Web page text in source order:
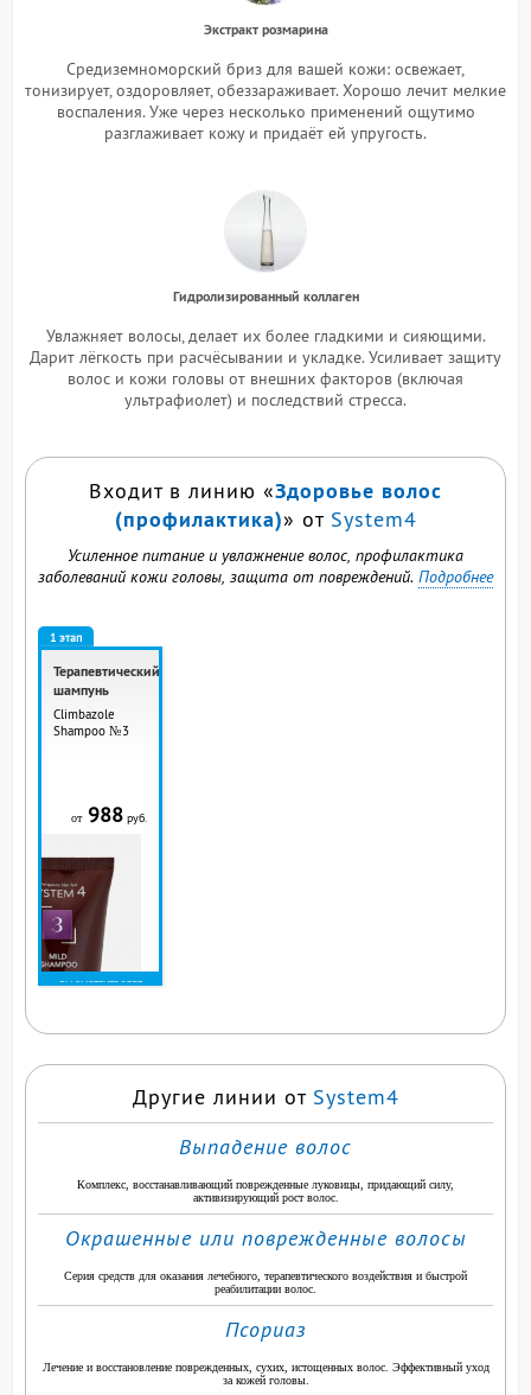
Экстракт розмарина
Средиземноморский бриз для вашей кожи: освежает,
тонизирует, оздоровляет, обеззараживает. Хорошо лечит мелкие
воспаления. Уже через несколько применений ощутимо
разглаживает кожу и придаёт ей упругость.
Гидролизированный коллаген
Увлажняет волосы, делает их более гладкими и сияющими.
Дарит лёгкость при расчёсывании и укладке. Усиливает защиту
волос и кожи головы от внешних факторов (включая
ультрафиолет) и последствий стресса.
Входит в линию «Здоровье волос
(профилактика)» от System4
Усиленное питание и увлажнение волос, профилактика
заболеваний кожи головы, защита от повреждений. Подробнее
1 этап
Терапевтический
шампунь
Climbazole
Shampoo №3
ВЫ СМОТРИТЕ ЭТОТ
от988 руб.
Другие линии от System4
Выпадение волос
Комплекс, восстанавливающий поврежденные луковицы, придающий силу,
активизирующий рост волос.
Окрашенные или поврежденные волосы
Серия средств для оказания лечебного, терапевтического воздействия и быстрой
реабилитации волос.
Псориаз
Лечение и восстановление поврежденных, сухих, истощенных волос. Эффективный уход
за кожей головы.